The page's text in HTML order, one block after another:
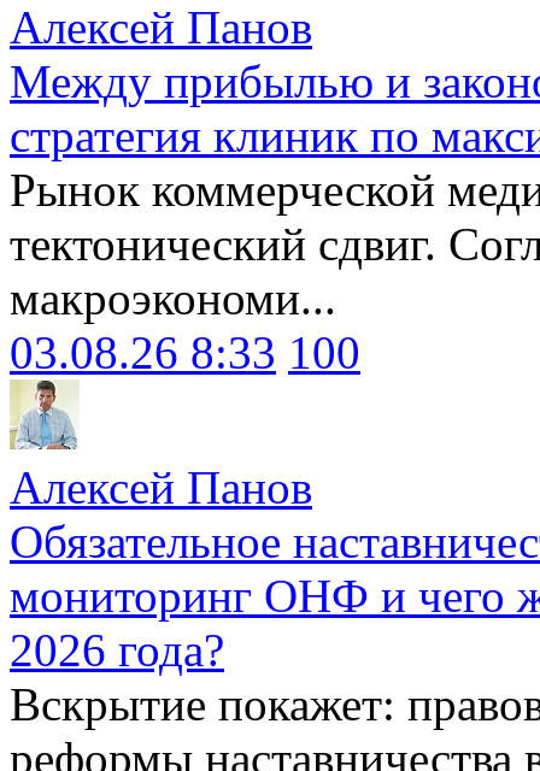
Алексей Панов
Между прибылью и
стратегия клиник по
Рынок коммерческой
тектонический сдвиг.
макроэкономи...
03.08.26 8:33 100
Алексей Панов
Обязательное
мониторинг ОНФ и чего
2026 года?
Вскрытие покажет:
реформы наставничества